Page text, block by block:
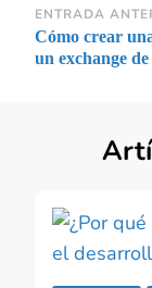
de
ENTRADA
Cómo crear
un exchange